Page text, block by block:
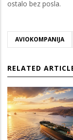
ostalo bez posla.
AVIOKOMPANIJA
RELATED